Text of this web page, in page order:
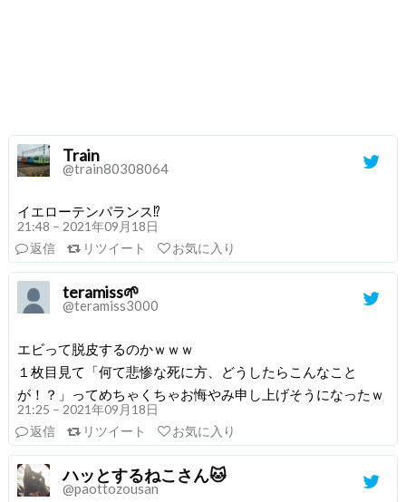
Train
@train80308064
イエローテンパランス⁉️
21:48 – 2021年09月18日
返信
リツイート お気に入り
teramiss🌱
@teramiss3000
エビって脱皮するのかｗｗｗ
１枚目見て「何て悲惨な死に方、どうしたらこんなこと
が！？」ってめちゃくちゃお悔やみ申し上げそうになったｗ
21:25 – 2021年09月18日
返信
リツイート お気に入り
ハッとするねこさん🐱
@paottozousan